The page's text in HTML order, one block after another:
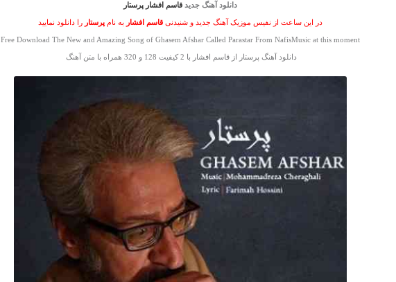
دانلود آهنگ جدید قاسم افشار پرستار
در این ساعت از نفیس موزیک آهنگ جدید و شنیدنی قاسم افشار به نام پرستار را دانلود نمایید
Free Download The New and Amazing Song of Ghasem Afshar Called Parastar From NafisMusic at this moment
دانلود آهنگ پرستار از قاسم افشار با 2 کیفیت 128 و 320 همراه با متن آهنگ